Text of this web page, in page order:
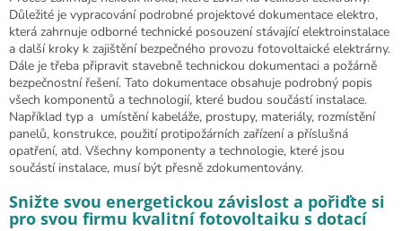
Důležité je vypracování podrobné projektové dokumentace elektro,
která zahrnuje odborné technické posouzení stávající elektroinstalace
a další kroky k zajištění bezpečného provozu fotovoltaické elektrárny.
Dále je třeba připravit stavebně technickou dokumentaci a požárně
bezpečnostní řešení. Tato dokumentace obsahuje podrobný popis
všech komponentů a technologií, které budou součástí instalace.
Například typ a umístění kabeláže, prostupy, materiály, rozmístění
panelů, konstrukce, použití protipožárních zařízení a příslušná
opatření, atd. Všechny komponenty a technologie, které jsou
součástí instalace, musí být přesně zdokumentovány.
Snižte svou energetickou závislost a pořiďte si
pro svou firmu kvalitní fotovoltaiku s dotací